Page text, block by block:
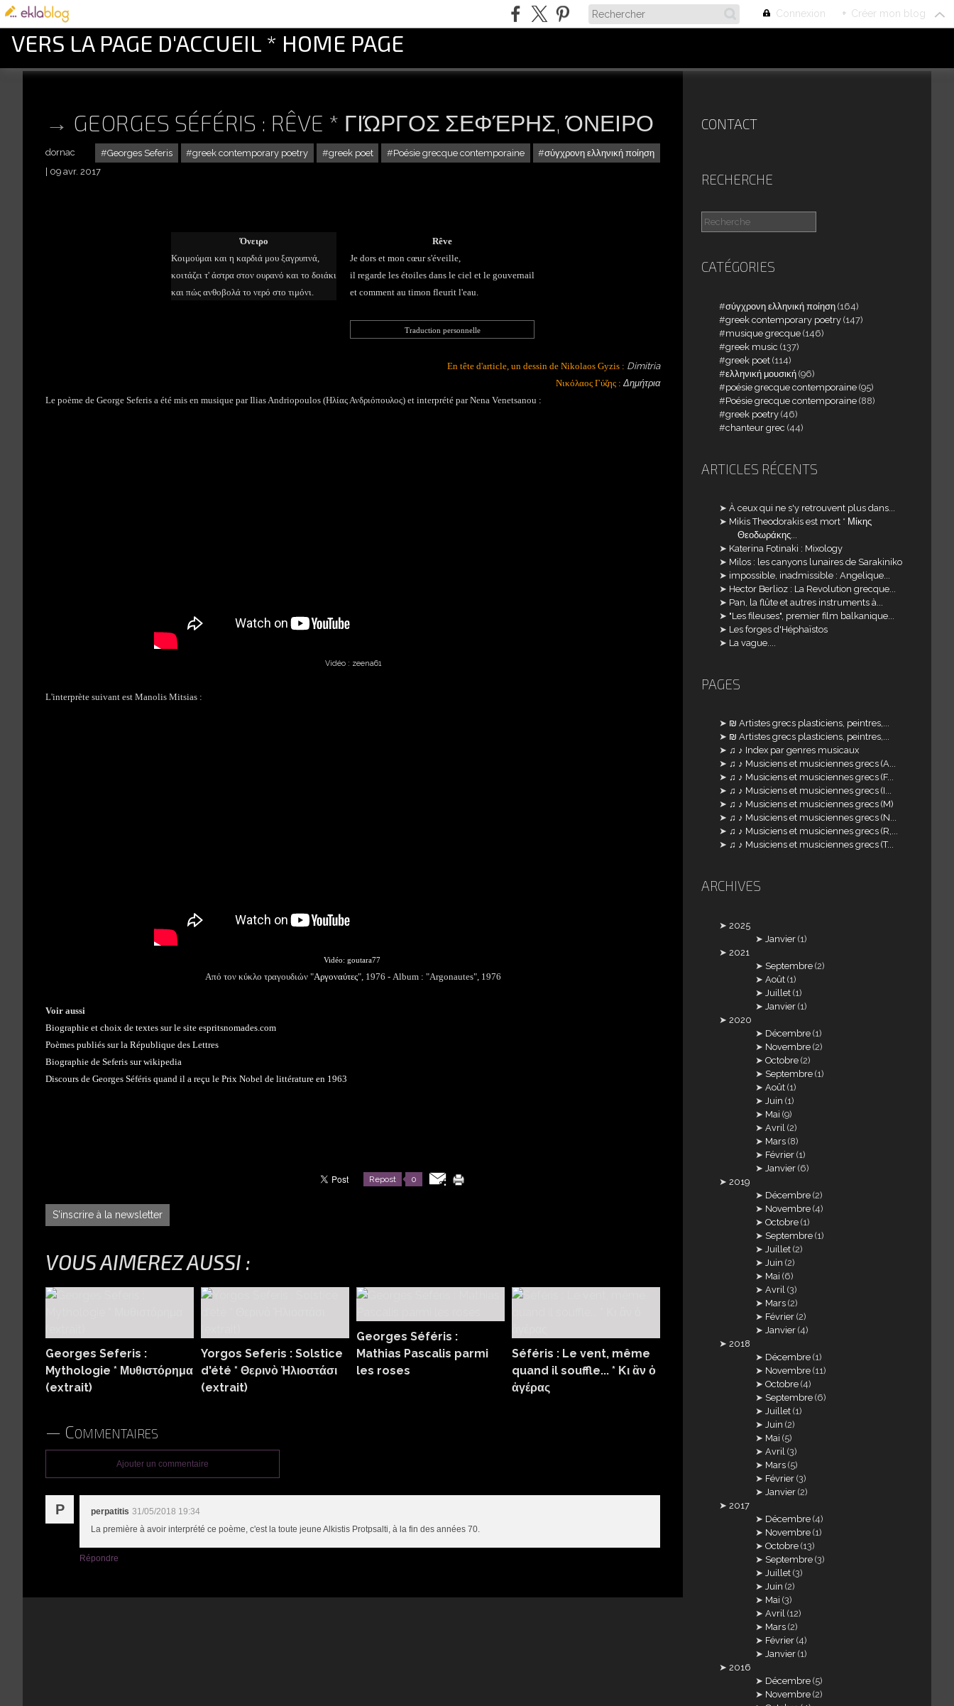
Connexion + Créer mon blog
VERS LA PAGE D'ACCUEIL * HOME PAGE
GEORGES SÉFÉRIS : RÊVE * ΓΙΏΡΓΟΣ ΣΕΦΈΡΗΣ, ΌΝΕΙΡΟ
Georges Seferis greek contemporary poetry greek poet Poésie grecque contemporaine σύγχρονη ελληνική ποίηση
dornac
09 avr. 2017
Όνειρο
Κοιμούμαι και η καρδιά μου ξαγρυπνά,
κοιτάζει τ' άστρα στον ουρανό και το δοιάκι
και πώς ανθοβολά το νερό στο τιμόνι.
Rêve
Je dors et mon cœur s'éveille,
il regarde les étoiles dans le ciel et le gouvernail
et comment au timon fleurit l'eau.
Traduction personnelle
En tête d'article, un dessin de Nikolaos Gyzis : Dimitria
Νικόλαος Γύζης :Δημήτρια
Le poème de George Seferis a été mis en musique par Ilias Andriopoulos (Ηλίας Ανδριόπουλος) et interprété par Nena Venetsanou :
Vidéo : zeena61
L'interprète suivant est Manolis Mitsias :
Vidéo: goutara77
Από τον κύκλο τραγουδιών "Αργοναύτες", 1976 - Album : "Argonautes", 1976
Voir aussi
Biographie et choix de textes sur le site espritsnomades.com
Poèmes publiés sur la République des Lettres
Biographie de Seferis sur wikipedia
Discours de Georges Séféris quand il a reçu le Prix Nobel de littérature en 1963
Repost 0
S'inscrire à la newsletter
VOUS AIMEREZ AUSSI :
Georges Seferis :
Mythologie * Μυθιστόρημα
(extrait)
Yorgos Seferis : Solstice
d'été * Θερινὸ Ἡλιοστάσι
(extrait)
Georges Séféris :
Mathias Pascalis parmi
les roses
Séféris : Le vent, même
quand il souffle... * Κι ἂν ὁ
ἀγέρας
Commentaires
Ajouter un commentaire
P perpatitis 31/05/2018 19:34
La première à avoir interprété ce poème, c'est la toute jeune Alkistis Protpsalti, à la fin des années 70.
Répondre
CONTACT
RECHERCHE
CATÉGORIES
σύγχρονη ελληνική ποίηση (164)
greek contemporary poetry (147)
musique grecque (146)
greek music (137)
greek poet (114)
ελληνική μουσική (96)
poésie grecque contemporaine (95)
Poésie grecque contemporaine (88)
greek poetry (46)
chanteur grec (44)
ARTICLES RÉCENTS
À ceux qui ne s'y retrouvent plus dans...
Mikis Theodorakis est mort * Μίκης
Θεοδωράκης...
Katerina Fotinaki : Mixology
Milos : les canyons lunaires de Sarakiniko
impossible, inadmissible : Angelique...
Hector Berlioz : La Revolution grecque...
Pan, la flûte et autres instruments à...
"Les fileuses", premier film balkanique...
Les forges d'Héphaïstos
La vague....
PAGES
₪ Artistes grecs plasticiens, peintres,...
₪ Artistes grecs plasticiens, peintres,...
♫ ♪ Index par genres musicaux
♫ ♪ Musiciens et musiciennes grecs (A...
♫ ♪ Musiciens et musiciennes grecs (F...
♫ ♪ Musiciens et musiciennes grecs (I...
♫ ♪ Musiciens et musiciennes grecs (M)
♫ ♪ Musiciens et musiciennes grecs (N...
♫ ♪ Musiciens et musiciennes grecs (R,...
♫ ♪ Musiciens et musiciennes grecs (T...
ARCHIVES
2025
Janvier (1)
2021
Septembre (2)
Août (1)
Juillet (1)
Janvier (1)
2020
Décembre (1)
Novembre (2)
Octobre (2)
Septembre (1)
Août (1)
Juin (1)
Mai (9)
Avril (2)
Mars (8)
Février (1)
Janvier (6)
2019
Décembre (2)
Novembre (4)
Octobre (1)
Septembre (1)
Juillet (2)
Juin (2)
Mai (6)
Avril (3)
Mars (2)
Février (2)
Janvier (4)
2018
Décembre (1)
Novembre (11)
Octobre (4)
Septembre (6)
Juillet (1)
Juin (2)
Mai (5)
Avril (3)
Mars (5)
Février (3)
Janvier (2)
2017
Décembre (4)
Novembre (1)
Octobre (13)
Septembre (3)
Juillet (3)
Juin (2)
Mai (3)
Avril (12)
Mars (2)
Février (4)
Janvier (1)
2016
Décembre (5)
Novembre (2)